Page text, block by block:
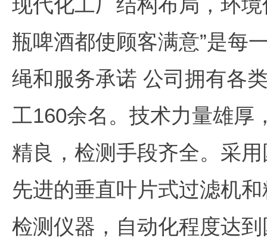
瓶啤酒都使顾客满意”是每
绳和服务承诺 公司拥有各
工160余名。技术力量雄厚
精良，检测手段齐全。采
先进的垂直叶片式过滤机
检测仪器，自动化程度达